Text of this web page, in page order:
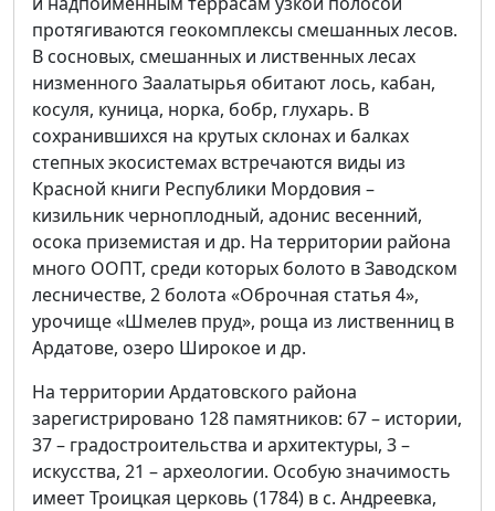
протягиваются геокомплексы смешанных лесов.
В сосновых, смешанных и лиственных лесах
низменного Заалатырья обитают лось, кабан,
косуля, куница, норка, бобр, глухарь. В
сохранившихся на крутых склонах и балках
степных экосистемах встречаются виды из
Красной книги Республики Мордовия –
кизильник черноплодный, адонис весенний,
осока приземистая и др. На территории района
много ООПТ, среди которых болото в Заводском
лесничестве, 2 болота «Оброчная статья 4»,
урочище «Шмелев пруд», роща из лиственниц в
Ардатове, озеро Широкое и др.
На территории Ардатовского района
зарегистрировано 128 памятников: 67 – истории,
37 – градостроительства и архитектуры, 3 –
искусства, 21 – археологии. Особую значимость
имеет Троицкая церковь (1784) в с. Андреевка,